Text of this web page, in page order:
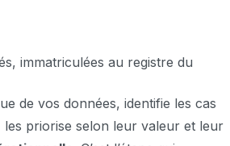
immatriculées au registre du
de vos données, identifie les cas
les priorise selon leur valeur et leur